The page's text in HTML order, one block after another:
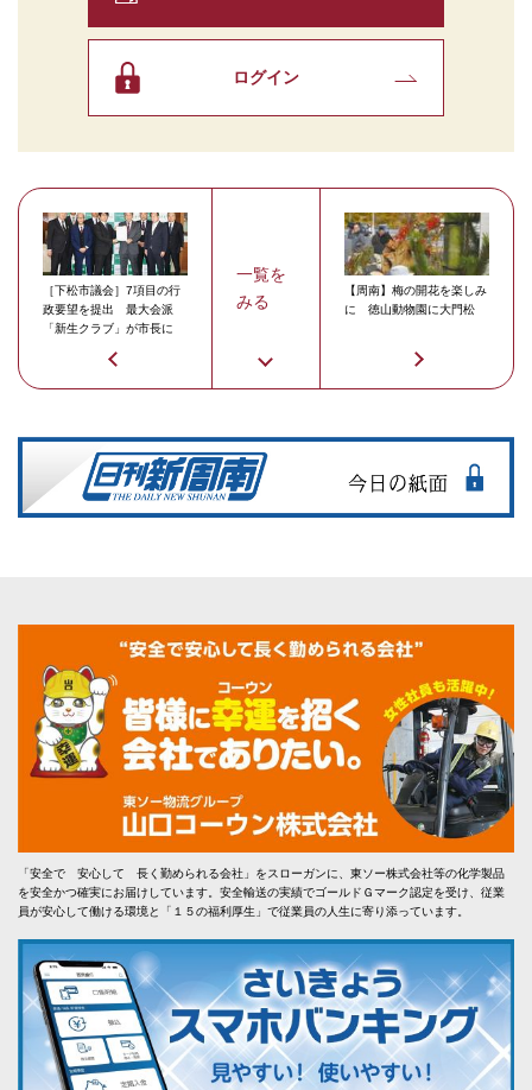
ログイン
［下松市議会］7項目の行
政要望を提出 最大会派
「新生クラブ」が市長に
一覧を
みる
【周南】梅の開花を楽しみ
に 徳山動物園に大門松
「安全で 安心して 長く勤められる会社」をスローガンに、東ソー株式会社等の化学製品
を安全かつ確実にお届けしています。安全輸送の実績でゴールドＧマーク認定を受け、従業
員が安心して働ける環境と「１５の福利厚生」で従業員の人生に寄り添っています。